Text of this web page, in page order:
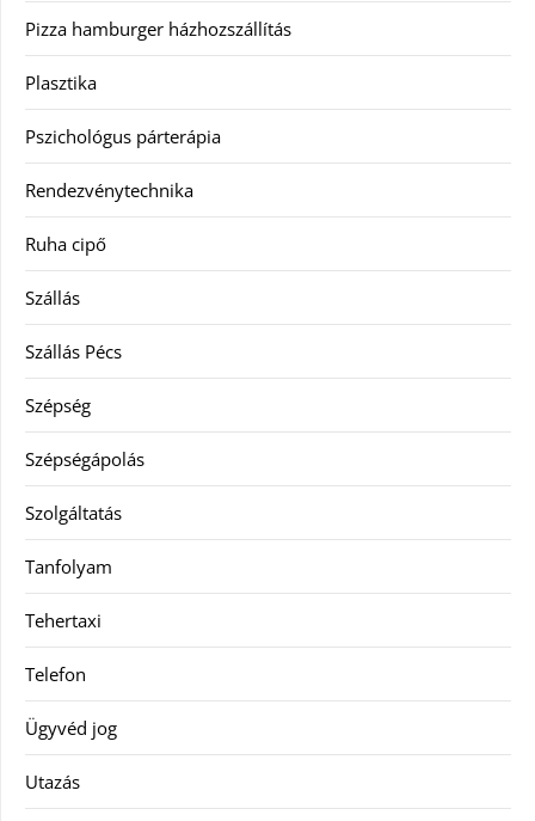
Pizza hamburger házhozszállítás
Plasztika
Pszichológus párterápia
Rendezvénytechnika
Ruha cipő
Szállás
Szállás Pécs
Szépség
Szépségápolás
Szolgáltatás
Tanfolyam
Tehertaxi
Telefon
Ügyvéd jog
Utazás